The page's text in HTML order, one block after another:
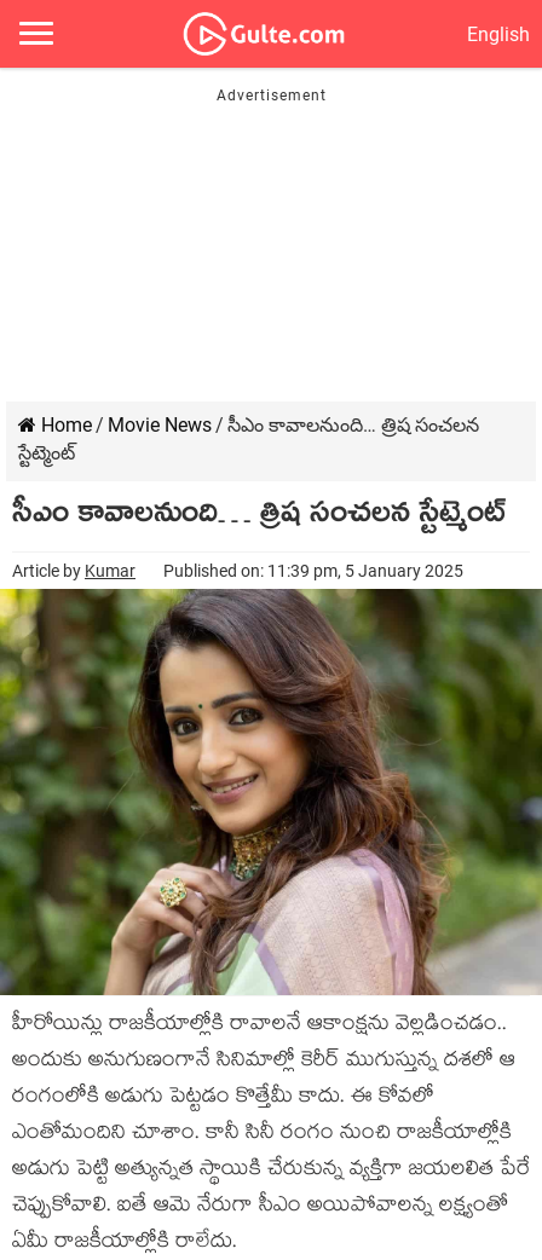
English
Home/ Movie News/ సీఎం కావాల‌నుంది… త్రిష సంచ‌ల‌న
స్టేట్మెంట్
సీఎం కావాల‌నుంది… త్రిష సంచ‌ల‌న స్టేట్మెంట్
Article by Kumar Published on: 11:39 pm, 5 January 2025
హీరోయిన్లు రాజ‌కీయాల్లోకి రావాల‌నే ఆకాంక్ష‌ను వెల్ల‌డించ‌డం..
అందుకు అనుగుణంగానే సినిమాల్లో కెరీర్ ముగుస్తున్న ద‌శ‌లో ఆ
రంగంలోకి అడుగు పెట్ట‌డం కొత్తేమీ కాదు. ఈ కోవ‌లో
ఎంతోమందిని చూశాం. కానీ సినీ రంగం నుంచి రాజ‌కీయాల్లోకి
అడుగు పెట్టి అత్యున్న‌త స్థాయికి చేరుకున్న వ్య‌క్తిగా జ‌య‌ల‌లిత పేరే
చెప్పుకోవాలి. ఐతే ఆమె నేరుగా సీఎం అయిపోవాల‌న్న ల‌క్ష్యంతో
ఏమీ రాజ‌కీయాల్లోకి రాలేదు.